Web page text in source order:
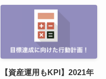
【資産運用もKPI】2021年